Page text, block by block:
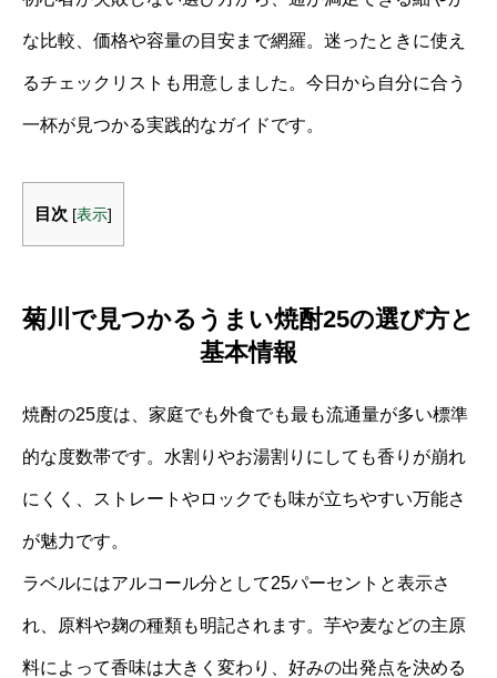
な比較、価格や容量の目安まで網羅。迷ったときに使え
るチェックリストも用意しました。今日から自分に合う
一杯が見つかる実践的なガイドです。
目次 [表示]
菊川で見つかるうまい焼酎25の選び方と
基本情報
焼酎の25度は、家庭でも外食でも最も流通量が多い標準
的な度数帯です。水割りやお湯割りにしても香りが崩れ
にくく、ストレートやロックでも味が立ちやすい万能さ
が魅力です。
ラベルにはアルコール分として25パーセントと表示さ
れ、原料や麹の種類も明記されます。芋や麦などの主原
料によって香味は大きく変わり、好みの出発点を決める